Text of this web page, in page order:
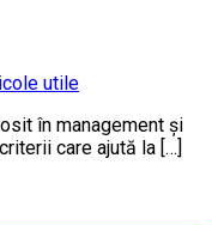
utile
în management și
care ajută la […]